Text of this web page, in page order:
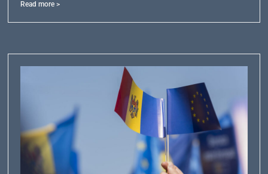
Read more >